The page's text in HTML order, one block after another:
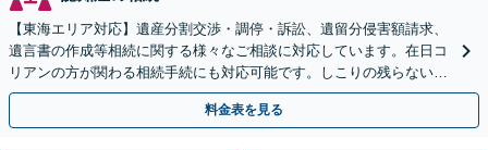
【東海エリア対応】遺産分割交渉・調停・訴訟、遺留分侵害額請求、
遺言書の作成等相続に関する様々なご相談に対応しています。在日コ
リアンの方が関わる相続手続にも対応可能です。しこりの残らない解
決を特に意識しています。
料金表を見る